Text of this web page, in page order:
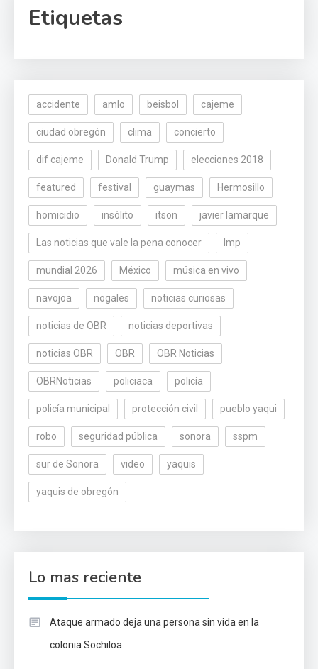
Etiquetas
accidente amlo beisbol cajeme
ciudad obregón clima concierto
dif cajeme Donald Trump elecciones 2018
featured festival guaymas Hermosillo
homicidio insólito itson javier lamarque
Las noticias que vale la pena conocer lmp
mundial 2026 México música en vivo
navojoa nogales noticias curiosas
noticias de OBR noticias deportivas
noticias OBR OBR OBR Noticias
OBRNoticias policiaca policía
policía municipal protección civil pueblo yaqui
robo seguridad pública sonora sspm
sur de Sonora video yaquis
yaquis de obregón
Lo mas reciente
Ataque armado deja una persona sin vida en la
colonia Sochiloa